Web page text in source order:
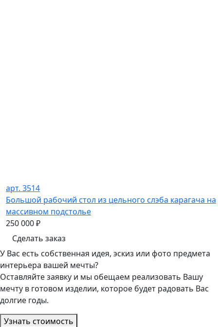
арт. 3514
Большой рабочий стол из цельного слэба карагача на
массивном подстолье
250 000₽
Сделать заказ
У Вас есть собственная идея, эскиз или фото предмета
интерьера вашей мечты?
Оставляйте заявку и мы обещаем реализовать Вашу
мечту в готовом изделии, которое будет радовать Вас
долгие годы.
Узнать стоимость